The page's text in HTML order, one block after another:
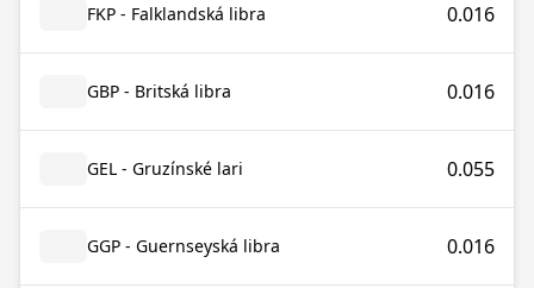
FKP - Falklandská libra 0.016
GBP - Britská libra 0.016
GEL - Gruzínské lari 0.055
GGP - Guernseyská libra 0.016